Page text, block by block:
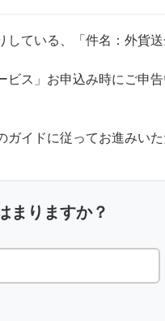
している、「件名：外貨
ビス」お申込み時にご申
ガイドに従ってお進みい
まりますか？